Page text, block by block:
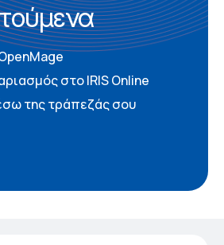
στο IRIS Online
της τράπεζάς σου